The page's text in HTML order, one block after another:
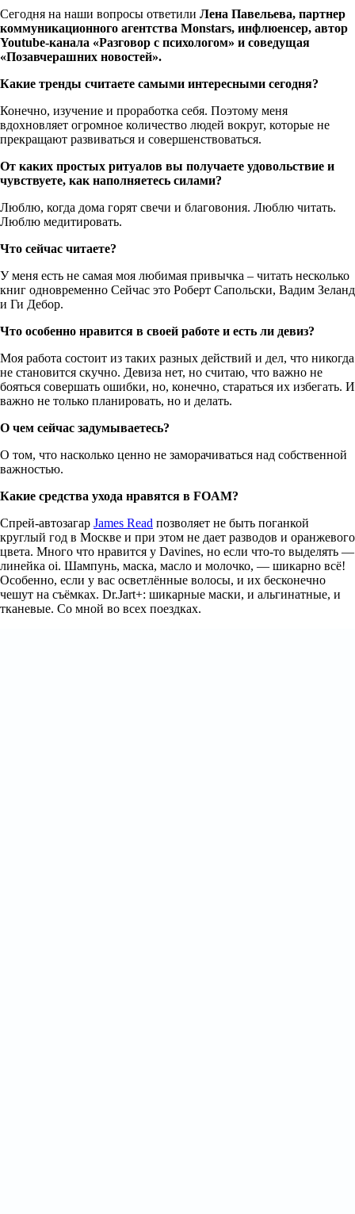
Сегодня на наши вопросы ответили Лена Павельева, партнер
коммуникационного агентства Monstars, инфлюенсер, автор
Youtube-канала «Разговор с психологом» и соведущая
«Позавчерашних новостей».
Какие тренды считаете самыми интересными сегодня?
Конечно, изучение и проработка себя. Поэтому меня
вдохновляет огромное количество людей вокруг, которые не
прекращают развиваться и совершенствоваться.
От каких простых ритуалов вы получаете удовольствие и
чувствуете, как наполняетесь силами?
Люблю, когда дома горят свечи и благовония. Люблю читать.
Люблю медитировать.
Что сейчас читаете?
У меня есть не самая моя любимая привычка – читать несколько
книг одновременно Сейчас это Роберт Сапольски, Вадим Зеланд
и Ги Дебор.
Что особенно нравится в своей работе и есть ли девиз?
Моя работа состоит из таких разных действий и дел, что никогда
не становится скучно. Девиза нет, но считаю, что важно не
бояться совершать ошибки, но, конечно, стараться их избегать. И
важно не только планировать, но и делать.
О чем сейчас задумываетесь?
О том, что насколько ценно не заморачиваться над собственной
важностью.
Какие средства ухода нравятся в FOAM?
Cпрей-автозагар James Read позволяет не быть поганкой
круглый год в Москве и при этом не дает разводов и оранжевого
цвета. Много что нравится у Davines, но если что-то выделять —
линейка oi. Шампунь, маска, масло и молочко, — шикарно всё!
Особенно, если у вас осветлённые волосы, и их бесконечно
чешут на съёмках. Dr.Jart+: шикарные маски, и альгинатные, и
тканевые. Со мной во всех поездках.